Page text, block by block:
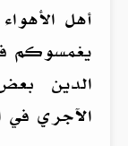
أهل
يغمسوكم
الدين
الآجري في